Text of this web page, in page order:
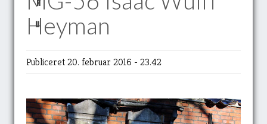
u
Heyman
Publiceret 20. februar 2016 - 23.42